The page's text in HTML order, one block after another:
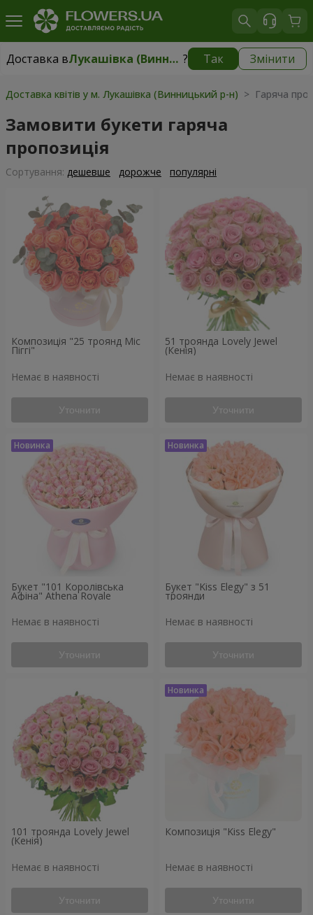
Доставка в Лукашівка (Винницький р-н) ? Так Змінити
Доставка вЛукашівка (Винницький р-н) безкоштовно
Доставка квітів у м. Лукашівка (Винницький р-н) > Гаряча
Замовити букети гаряча
пропозиція
Сортування: дешевше дорожче популярні
Композиція "25 троянд Міс
Піггі"
Немає в наявності
Уточнити
51 троянда Lovely Jewel
(Кенія)
Немає в наявності
Уточнити
Букет "101 Королівська
Афіна" Athena Royale
Немає в наявності
Уточнити
Букет "Kiss Elegy" з 51
троянди
Немає в наявності
Уточнити
101 троянда Lovely Jewel
(Кенія)
Немає в наявності
Уточнити
Композиція "Kiss Elegy"
Немає в наявності
Уточнити